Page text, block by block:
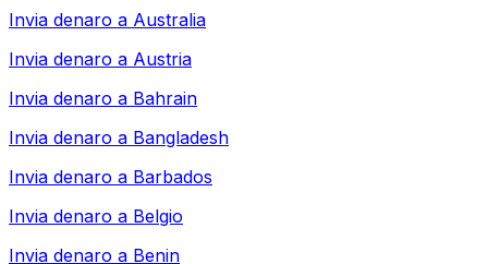
Invia denaro a Australia
Invia denaro a Austria
Invia denaro a Bahrain
Invia denaro a Bangladesh
Invia denaro a Barbados
Invia denaro a Belgio
Invia denaro a Benin